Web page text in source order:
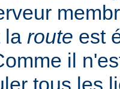
la route est
il
tous les